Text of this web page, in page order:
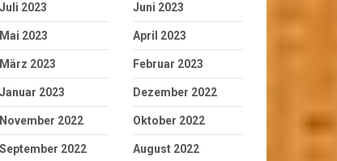
Juli 2023 Juni 2023
Mai 2023 April 2023
März 2023 Februar 2023
Januar 2023 Dezember 2022
November 2022 Oktober 2022
September 2022 August 2022